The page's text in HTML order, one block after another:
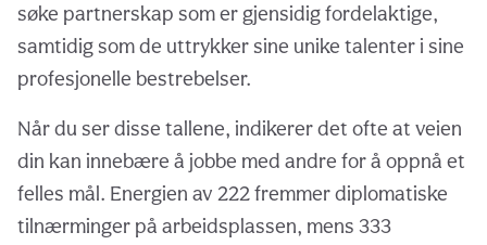
søke partnerskap som er gjensidig fordelaktige,
samtidig som de uttrykker sine unike talenter i sine
profesjonelle bestrebelser.
Når du ser disse tallene, indikerer det ofte at veien
din kan innebære å jobbe med andre for å oppnå et
felles mål. Energien av 222 fremmer diplomatiske
tilnærminger på arbeidsplassen, mens 333